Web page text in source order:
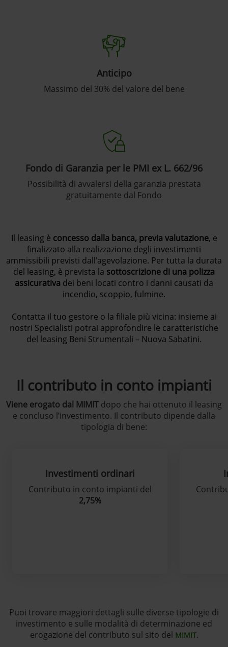
Anticipo
Massimo del 30% del valore del bene
Fondo di Garanzia per le PMI ex L. 662/96
Possibilità di avvalersi della garanzia prestata
gratuitamente dal Fondo
Il leasing è concesso dalla banca, previa valutazione, e
finalizzato alla realizzazione degli investimenti
ammissibili previsti dall’agevolazione. Per tutta la durata
del leasing, è prevista la sottoscrizione di una polizza
assicurativa dei beni locati contro i danni causati da
incendio, scoppio, fulmine.
Contatta il tuo gestore o la filiale più vicina: insieme ai
nostri Specialisti potrai approfondire le caratteristiche
del leasing Beni Strumentali – Nuova Sabatini.
Il contributo in conto impianti
Viene erogato dal MIMIT dopo che hai ottenuto il leasing
e concluso l’investimento. Il contributo dipende dalla
tipologia di bene:
Investimenti ordinari
Contributo in conto impianti del
2,75%
Puoi trovare maggiori dettagli sulle diverse tipologie di
investimento e sulle modalità di determinazione ed
erogazione del contributo sul sito del MIMIT.